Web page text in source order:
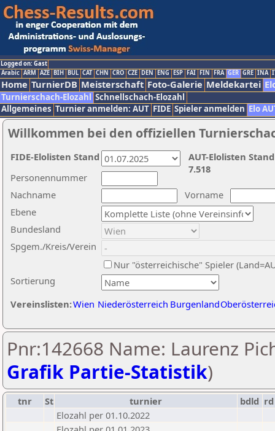
Logged on: Gast
Arabic ARM AZE BIH BUL CAT CHN CRO CZE DEN ENG ESP FAI FIN FRA GER GRE INA
Home TurnierDB Meisterschaft Foto-Galerie Meldekartei
Turnierschach-Elozahl Schnellschach-Elozahl
Allgemeines Turnier anmelden: AUT FIDE Spieler anmelden Elo
Willkommen bei den offiziellen
Nachname
Vorname
Ebene
Sortierung
Personennummer
Bundesland
Spgem./Kreis/Verein
Nur "österreichische" Spieler
Vereinslisten:Wien Niederösterreich Burgenland
AUT-Elolisten
7.518
FIDE-Elolisten Stand
Pnr:142668 Name: Laurenz
Grafik Partie-Statistik)
tnr St turnier bdld rd
Elozahl per 01.10.2022